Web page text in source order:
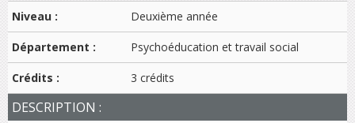
Niveau :
Deuxième année
Département : Psychoéducation et travail social
Crédits : 3 crédits
DESCRIPTION :